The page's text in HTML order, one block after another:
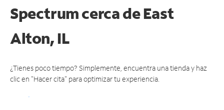
Spectrumcerca de East
Alton, IL
¿Tienes poco tiempo? Simplemente, encuentra una tienda y haz
clic en "Hacer cita" para optimizar tu experiencia.